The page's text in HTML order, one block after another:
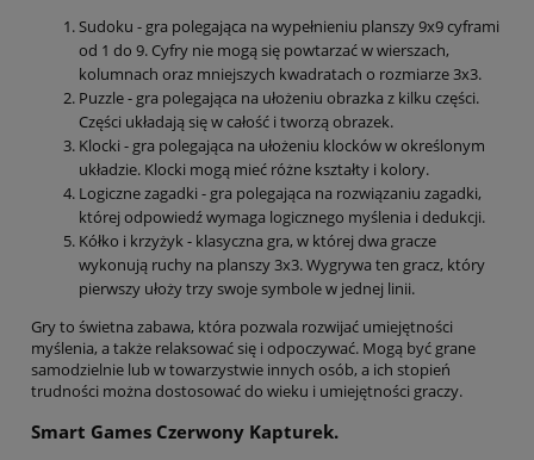
Sudoku - gra polegająca na wypełnieniu planszy 9x9 cyframi
od 1 do 9. Cyfry nie mogą się powtarzać w wierszach,
kolumnach oraz mniejszych kwadratach o rozmiarze 3x3.
Puzzle - gra polegająca na ułożeniu obrazka z kilku części.
Części układają się w całość i tworzą obrazek.
Klocki - gra polegająca na ułożeniu klocków w określonym
układzie. Klocki mogą mieć różne kształty i kolory.
Logiczne zagadki - gra polegająca na rozwiązaniu zagadki,
której odpowiedź wymaga logicznego myślenia i dedukcji.
Kółko i krzyżyk - klasyczna gra, w której dwa gracze
wykonują ruchy na planszy 3x3. Wygrywa ten gracz, który
pierwszy ułoży trzy swoje symbole w jednej linii.
Gry to świetna zabawa, która pozwala rozwijać umiejętności
myślenia, a także relaksować się i odpoczywać. Mogą być grane
samodzielnie lub w towarzystwie innych osób, a ich stopień
trudności można dostosować do wieku i umiejętności graczy.
Smart Games Czerwony Kapturek.